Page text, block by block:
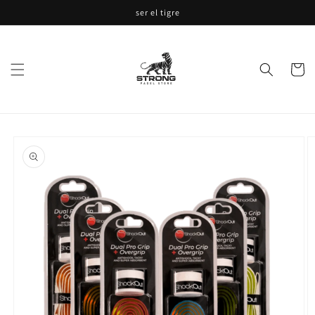
al contenido
ser el tigre
Carrito
a la
información
del producto